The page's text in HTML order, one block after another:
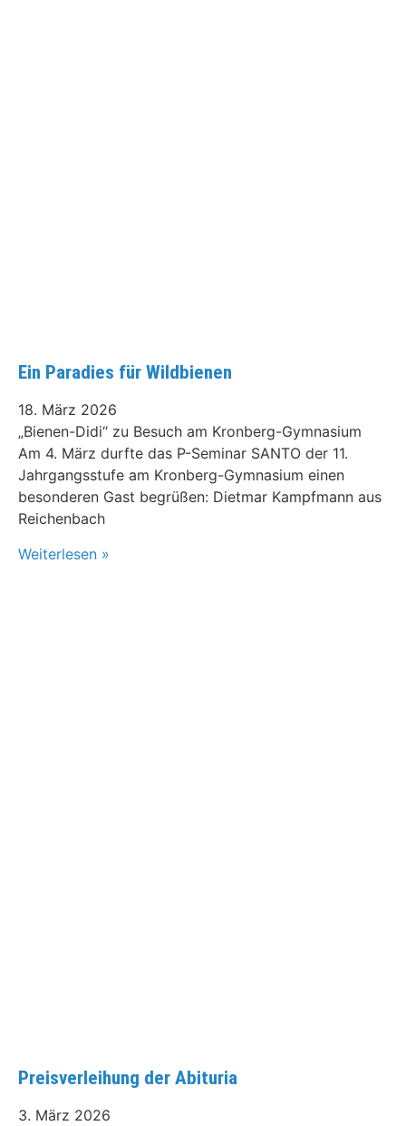
Ein Paradies für Wildbienen
18. März 2026
„Bienen-Didi“ zu Besuch am Kronberg-Gymnasium
Am 4. März durfte das P-Seminar SANTO der 11.
Jahrgangsstufe am Kronberg-Gymnasium einen
besonderen Gast begrüßen: Dietmar Kampfmann aus
Reichenbach
Weiterlesen »
Preisverleihung der Abituria
3. März 2026